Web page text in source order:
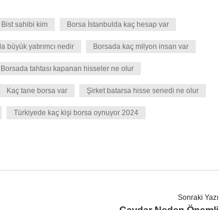
Bist sahibi kim Borsa İstanbulda kaç hesap var
büyük yatırımcı nedir Borsada kaç milyon insan var
Borsada tahtası kapanan hisseler ne olur
Kaç tane borsa var Şirket batarsa hisse senedi ne olur
Türkiyede kaç kişi borsa oynuyor 2024
Sonraki Yazı